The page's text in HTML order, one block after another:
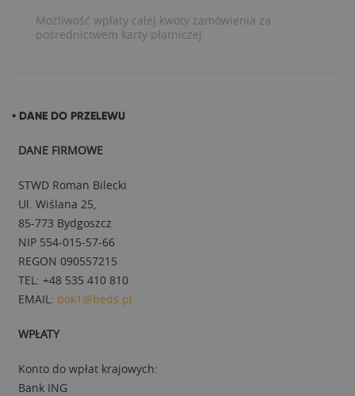
Możliwość wpłaty całej kwoty zamówienia za
pośrednictwem karty płatniczej
• DANE DO PRZELEWU
DANE FIRMOWE
STWD Roman Bilecki
Ul. Wiślana 25,
85-773 Bydgoszcz
NIP 554-015-57-66
REGON 090557215
TEL: +48 535 410 810
EMAIL: bok1@beds.pl
WPŁATY
Konto do wpłat krajowych:
Bank ING